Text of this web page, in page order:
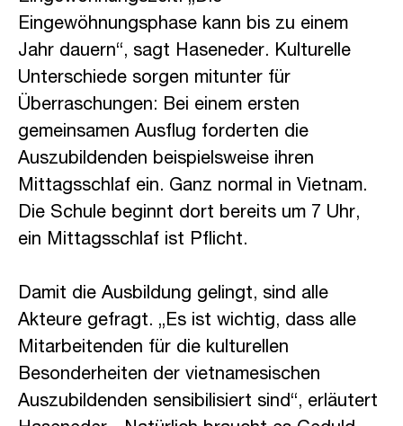
Eingewöhnungsphase kann bis zu einem
Jahr dauern“, sagt Haseneder. Kulturelle
Unterschiede sorgen mitunter für
Überraschungen: Bei einem ersten
gemeinsamen Ausflug forderten die
Auszubildenden beispielsweise ihren
Mittagsschlaf ein. Ganz normal in Vietnam.
Die Schule beginnt dort bereits um 7 Uhr,
ein Mittagsschlaf ist Pflicht.
Damit die Ausbildung gelingt, sind alle
Akteure gefragt. „Es ist wichtig, dass alle
Mitarbeitenden für die kulturellen
Besonderheiten der vietnamesischen
Auszubildenden sensibilisiert sind“, erläutert